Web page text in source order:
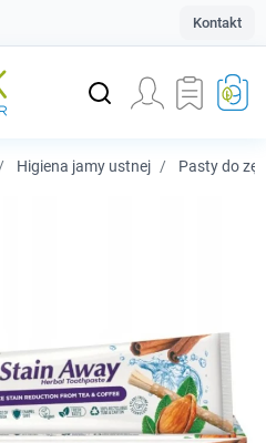
Kontakt
Higiena jamy ustnej Pasty do